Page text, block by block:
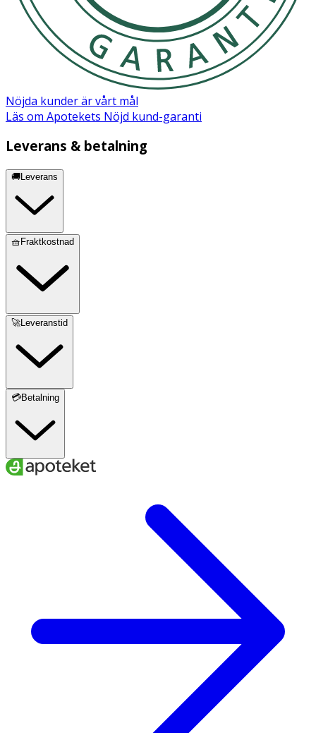
Nöjda kunder är vårt mål
Läs om Apotekets Nöjd kund-garanti
Leverans & betalning
🚚Leverans
🧺Fraktkostnad
🚀Leveranstid
💳Betalning